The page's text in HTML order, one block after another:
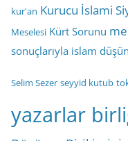
kur'an Kurucu İslami
Meselesi Kürt Sorunu
sonuçlarıyla islam
Selim Sezer seyyid kutub
yazarlar